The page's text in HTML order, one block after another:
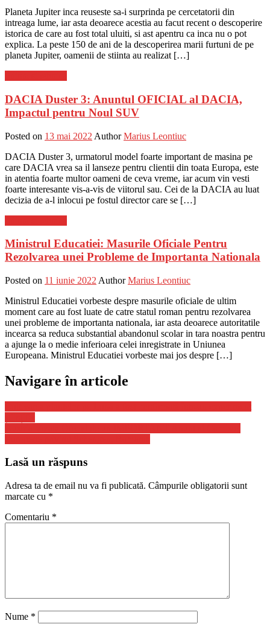
Planeta Jupiter inca reuseste sa-i surprinda pe cercetatorii din
intreaga lume, iar asta deoarece acestia au facut recent o descoperire
istorica de care au fost total uluiti, si ast apentru ca inca nu o pot
explica. La peste 150 de ani de la descoperirea marii furtuni de pe
planeta Jupiter, oamenii de stiinta au realizat […]
DACIA Duster 3: Anuntul OFICIAL al DACIA,
Impactul pentru Noul SUV
Posted on 13 mai 2022 Author Marius Leontiuc
DACIA Duster 3, urmatorul model foarte important de masina pe
care DACIA vrea sa il lanseze pentru clientii din toata Europa, este
in atentia foarte multor oameni de ceva vreme, iar acum vin vesti
foarte interesante vis-a-vis de viitorul sau. Cei de la DACIA au luat
decizia de a-l inlocui pe fostul director care se […]
Ministrul Educatiei: Masurile Oficiale Pentru
Rezolvarea unei Probleme de Importanta Nationala
Posted on 11 iunie 2022 Author Marius Leontiuc
Ministrul Educatiei vorbeste despre masurile oficiale de ultim
moment care au fost luate de catre statul roman pentru rezolvarea
unei probleme de importanta nationala, iar asta deoarece autoritatile
incearca sa reduca substantial abandonul scolar in tara noastra pentru
a ajunge la o medie inferioara celei inregistrate in Uniunea
Europeana. Ministrul Educatiei vorbeste mai jos despre […]
Navigare în articole
Lasă un răspuns
Adresa ta de email nu va fi publicată. Câmpurile obligatorii sunt
marcate cu *
Comentariu *
Nume *